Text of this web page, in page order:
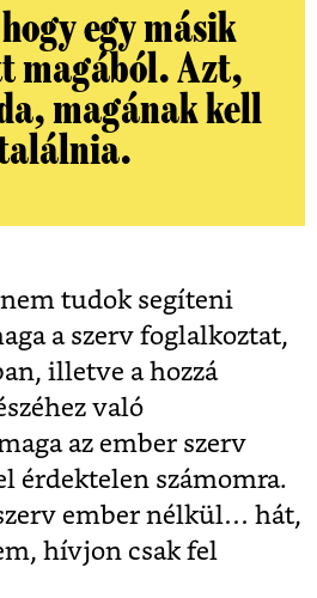
egy másik
magából. Azt,
magának kell
tudok segíteni
a szerv foglalkoztat,
illetve a hozzá
való
az ember szerv
érdektelen számomra.
ember nélkül… hát,
hívjon csak fel